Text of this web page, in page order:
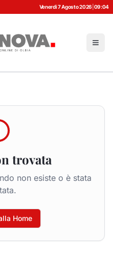
Venerdì 7 Agosto 2026 09:04
trovata
non esiste o è stata
Home